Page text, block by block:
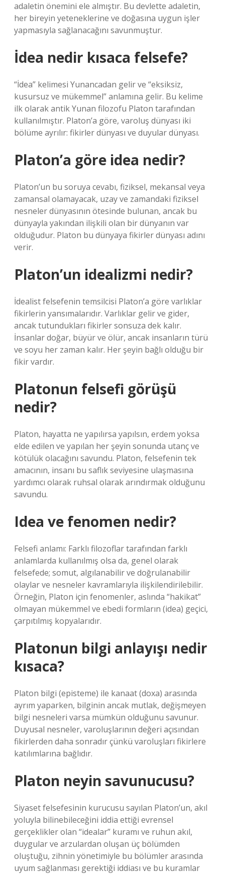
adaletin önemini ele almıştır. Bu devlette adaletin,
her bireyin yeteneklerine ve doğasına uygun işler
yapmasıyla sağlanacağını savunmuştur.
İdea nedir kısaca felsefe?
“İdea” kelimesi Yunancadan gelir ve “eksiksiz,
kusursuz ve mükemmel” anlamına gelir. Bu kelime
ilk olarak antik Yunan filozofu Platon tarafından
kullanılmıştır. Platon’a göre, varoluş dünyası iki
bölüme ayrılır: fikirler dünyası ve duyular dünyası.
Platon’a göre idea nedir?
Platon’un bu soruya cevabı, fiziksel, mekansal veya
zamansal olamayacak, uzay ve zamandaki fiziksel
nesneler dünyasının ötesinde bulunan, ancak bu
dünyayla yakından ilişkili olan bir dünyanın var
olduğudur. Platon bu dünyaya fikirler dünyası adını
verir.
Platon’un idealizmi nedir?
İdealist felsefenin temsilcisi Platon’a göre varlıklar
fikirlerin yansımalarıdır. Varlıklar gelir ve gider,
ancak tutundukları fikirler sonsuza dek kalır.
İnsanlar doğar, büyür ve ölür, ancak insanların türü
ve soyu her zaman kalır. Her şeyin bağlı olduğu bir
fikir vardır.
Platonun felsefi görüşü
nedir?
Platon, hayatta ne yapılırsa yapılsın, erdem yoksa
elde edilen ve yapılan her şeyin sonunda utanç ve
kötülük olacağını savundu. Platon, felsefenin tek
amacının, insanı bu saflık seviyesine ulaşmasına
yardımcı olarak ruhsal olarak arındırmak olduğunu
savundu.
Idea ve fenomen nedir?
Felsefi anlamı: Farklı filozoflar tarafından farklı
anlamlarda kullanılmış olsa da, genel olarak
felsefede; somut, algılanabilir ve doğrulanabilir
olaylar ve nesneler kavramlarıyla ilişkilendirilebilir.
Örneğin, Platon için fenomenler, aslında “hakikat”
olmayan mükemmel ve ebedi formların (idea) geçici,
çarpıtılmış kopyalarıdır.
Platonun bilgi anlayışı nedir
kısaca?
Platon bilgi (episteme) ile kanaat (doxa) arasında
ayrım yaparken, bilginin ancak mutlak, değişmeyen
bilgi nesneleri varsa mümkün olduğunu savunur.
Duyusal nesneler, varoluşlarının değeri açısından
fikirlerden daha sonradır çünkü varoluşları fikirlere
katılımlarına bağlıdır.
Platon neyin savunucusu?
Siyaset felsefesinin kurucusu sayılan Platon’un, akıl
yoluyla bilinebileceğini iddia ettiği evrensel
gerçeklikler olan “idealar” kuramı ve ruhun akıl,
duygular ve arzulardan oluşan üç bölümden
oluştuğu, zihnin yönetimiyle bu bölümler arasında
uyum sağlanması gerektiği iddiası ve bu kuramlar